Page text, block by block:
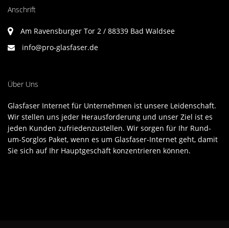
Anschrift
Am Ravensburger Tor 2 / 88339 Bad Waldsee
info@pro-glasfaser.de
Über Uns
Glasfaser Internet für Unternehmen ist unsere Leidenschaft.
Wir stellen uns jeder Herausforderung und unser Ziel ist es
jeden Kunden zufriedenzustellen. Wir sorgen für Ihr Rund-
um-Sorglos Paket, wenn es um Glasfaser-Internet geht, damit
Sie sich auf Ihr Hauptgeschäft konzentrieren können.